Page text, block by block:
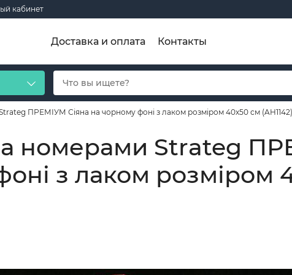
кабинет
Доставка и оплата Контакты
ПРЕМІУМ Сіяна на чорному фоні з лаком розміром 40х50 см (AH1142)
номерами Strateg
з лаком розміром